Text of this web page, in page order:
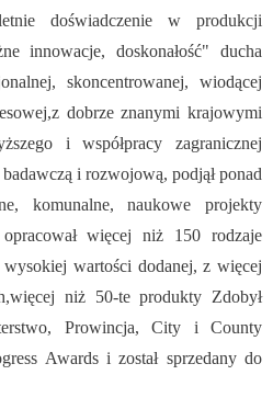
doświadczenie w produkcji
innowacje, doskonałość" ducha
skoncentrowanej, wiodącej
dobrze znanymi krajowymi
i współpracy zagranicznej
i rozwojową, podjął ponad
komunalne, naukowe projekty
więcej niż 150 rodzaje
wartości dodanej, z więcej
niż 50-te produkty Zdobył
Prowincja, City i County
Awards i został sprzedany do